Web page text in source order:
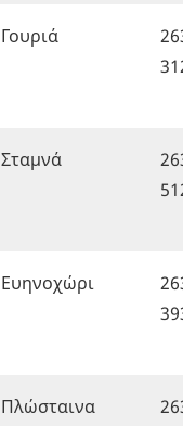
Γουριά
Σταμνά
Ευηνοχώρι
Πλώσταινα